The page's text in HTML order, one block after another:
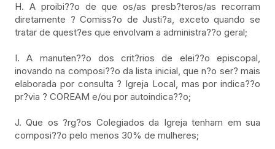
H. A proibi??o de que os/as presb?teros/as recorram
diretamente ? Comiss?o de Justi?a, exceto quando se
tratar de quest?es que envolvam a administra??o geral;
I. A manuten??o dos crit?rios de elei??o episcopal,
inovando na composi??o da lista inicial, que n?o ser? mais
elaborada por consulta ? Igreja Local, mas por indica??o
pr?via ? COREAM e/ou por autoindica??o;
J. Que os ?rg?os Colegiados da Igreja tenham em sua
composi??o pelo menos 30% de mulheres;